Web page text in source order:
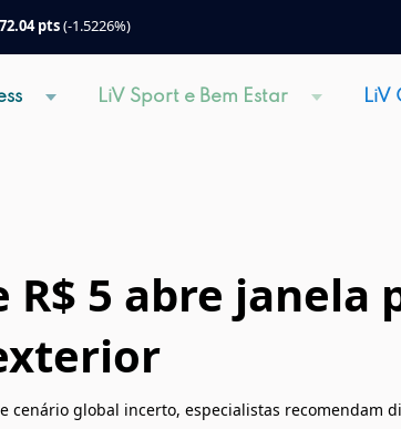
pts(-1.5226%)
LiV Sport e Bem Estar LiV
R$ 5 abre janela
cenário global incerto, especialistas recomendam